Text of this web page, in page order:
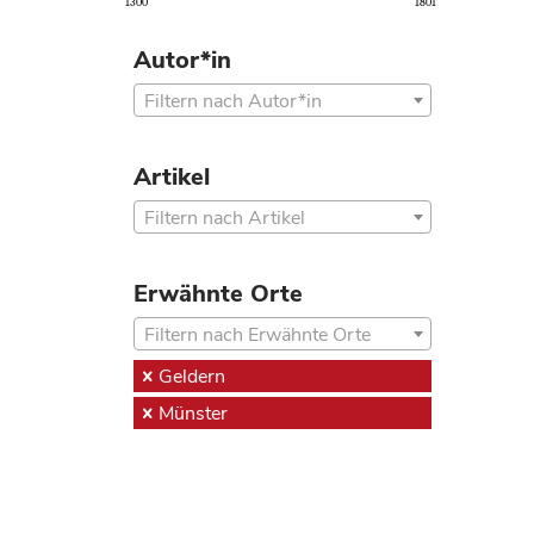
Autor*in
Filtern nach Autor*in
Artikel
Filtern nach Artikel
Erwähnte Orte
Filtern nach Erwähnte Orte
Geldern
Münster